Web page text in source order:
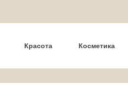
Красота Косметика